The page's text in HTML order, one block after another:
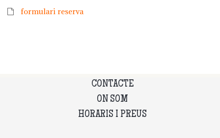
formulari reserva
CONTACTE
ON SOM
HORARIS I PREUS